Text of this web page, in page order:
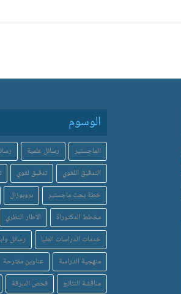
الوسوم
الماجستير رسائل علمية
التدقيق اللغوي
تدقيق لغوي
خطة بحث ماجستير
بروبوزال
مخطط الدكتوراة
الاطار النظري
خدمات الدراسات العليا
رسائل
منهجية الدراسة
عناوين مقترحة
مناقشة النتائج
فحص السرقة